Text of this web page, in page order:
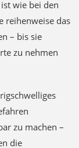
das
– bis sie
zu nehmen
zu machen –
die